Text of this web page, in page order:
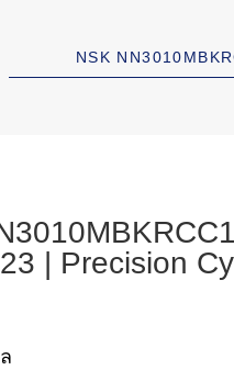
NSK
| Precision